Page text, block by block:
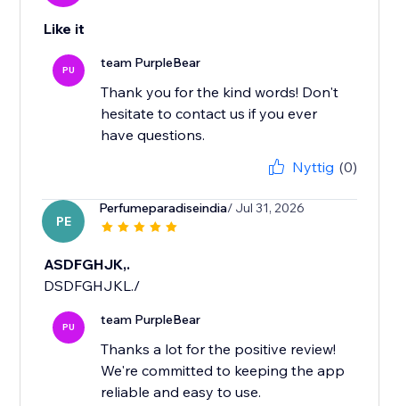
Like it
PU team PurpleBear
Thank you for the kind words! Don't
hesitate to contact us if you ever
have questions.
Nyttig (0)
PE
Perfumeparadiseindia/ Jul 31, 2026
ASDFGHJK,.
DSDFGHJKL./
PU team PurpleBear
Thanks a lot for the positive review!
We're committed to keeping the app
reliable and easy to use.